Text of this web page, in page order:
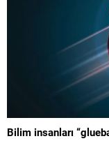
Bilim insanları